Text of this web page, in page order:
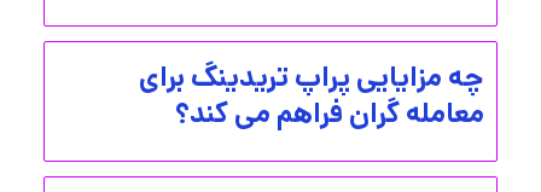
چه مزایایی پراپ تریدینگ برای
معامله گران فراهم می کند؟